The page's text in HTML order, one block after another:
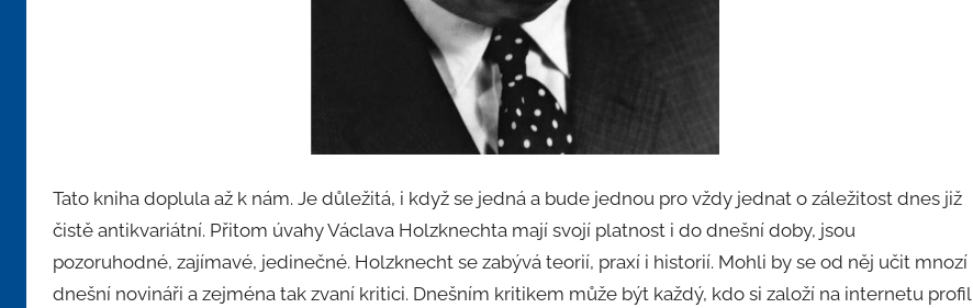
Tato kniha doplula až k nám. Je důležitá, i když se jedná a bude jednou pro vždy jednat o záležitost dnes již
čistě antikvariátní. Přitom úvahy Václava Holzknechta mají svojí platnost i do dnešní doby, jsou
pozoruhodné, zajímavé, jedinečné. Holzknecht se zabývá teorií, praxí i historií. Mohli by se od něj učit mnozí
dnešní novináři a zejména tak zvaní kritici. Dnešním kritikem může být každý, kdo si založí na internetu profil